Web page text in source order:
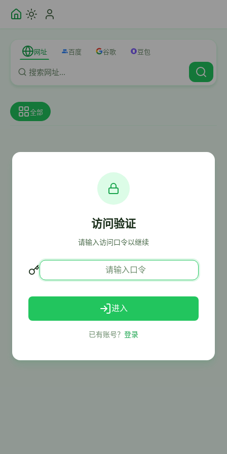
网址 百度 谷歌 豆包
全部
访问验证
请输入访问口令以继续
进入
已有账号？ 登录